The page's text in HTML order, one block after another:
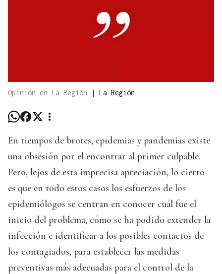
Opinión en La Región | La Región
En tiempos de brotes, epidemias y pandemias existe
una obsesión por el encontrar al primer culpable.
Pero, lejos de esta imprecisa apreciación, lo cierto
es que en todo estos casos los esfuerzos de los
epidemiólogos se centran en conocer cuál fue el
inicio del problema, cómo se ha podido extender la
infección e identificar a los posibles contactos de
los contagiados, para establecer las medidas
preventivas más adecuadas para el control de la